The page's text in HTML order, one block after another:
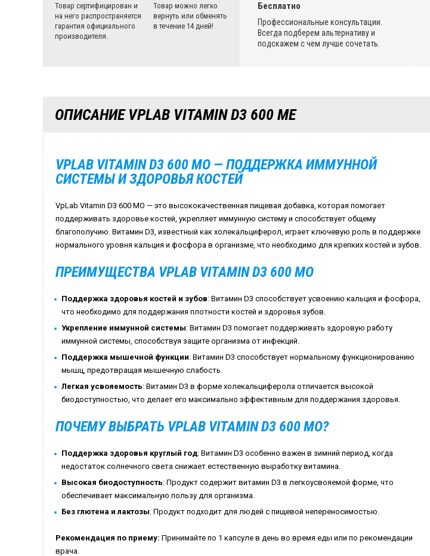
Товар сертифицирован и
на него распространяется
гарантия официального
производителя.
Товар можно легко
вернуть или обменять
в течение 14 дней!
Бесплатно
Профессиональные консультации.
Всегда подберем альтернативу и
подскажем с чем лучше сочетать.
ОПИСАНИЕ VPLAB VITAMIN D3 600 МЕ
VPLAB VITAMIN D3 600 МО — ПОДДЕРЖКА ИММУННОЙ
СИСТЕМЫ И ЗДОРОВЬЯ КОСТЕЙ
VpLab Vitamin D3 600 МО — это высококачественная пищевая добавка, которая помогает
поддерживать здоровье костей, укрепляет иммунную систему и способствует общему
благополучию. Витамин D3, известный как холекальциферол, играет ключевую роль в поддержке
нормального уровня кальция и фосфора в организме, что необходимо для крепких костей и зубов.
ПРЕИМУЩЕСТВА VPLAB VITAMIN D3 600 МО
Поддержка здоровья костей и зубов: Витамин D3 способствует усвоению кальция и фосфора,
что необходимо для поддержания плотности костей и здоровья зубов.
Укрепление иммунной системы: Витамин D3 помогает поддерживать здоровую работу
иммунной системы, способствуя защите организма от инфекций.
Поддержка мышечной функции: Витамин D3 способствует нормальному функционированию
мышц, предотвращая мышечную слабость.
Легкая усвояемость: Витамин D3 в форме холекальциферола отличается высокой
биодоступностью, что делает его максимально эффективным для поддержания здоровья.
ПОЧЕМУ ВЫБРАТЬ VPLAB VITAMIN D3 600 МО?
Поддержка здоровья круглый год: Витамин D3 особенно важен в зимний период, когда
недостаток солнечного света снижает естественную выработку витамина.
Высокая биодоступность: Продукт содержит витамин D3 в легкоусвояемой форме, что
обеспечивает максимальную пользу для организма.
Без глютена и лактозы: Продукт подходит для людей с пищевой непереносимостью.
Рекомендация по приему: Принимайте по 1 капсуле в день во время еды или по рекомендации
врача.